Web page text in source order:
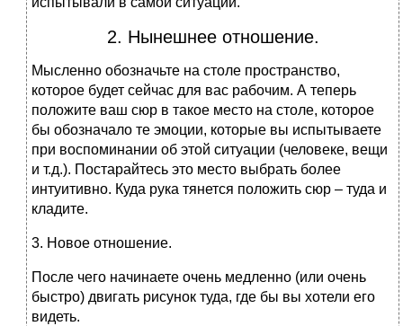
2. Нынешнее отношение.
Мысленно обозначьте на столе пространство,
которое будет сейчас для вас рабочим. А теперь
положите ваш сюр в такое место на столе, которое
бы обозначало те эмоции, которые вы испытываете
при воспоминании об этой ситуации (человеке, вещи
и т.д.). Постарайтесь это место выбрать более
интуитивно. Куда рука тянется положить сюр – туда и
кладите.
3. Новое отношение.
После чего начинаете очень медленно (или очень
быстро) двигать рисунок туда, где бы вы хотели его
видеть.